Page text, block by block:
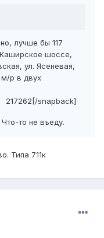
лучше бы 117
шоссе,
ул. Ясеневая,
р в двух
217262[/snapback]
то не въеду.
Типа 711к